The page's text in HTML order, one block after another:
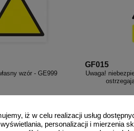
iż w celu realizacji usług
personalizacji i mierzenia
wzór - GE999
GF015
Uwaga!